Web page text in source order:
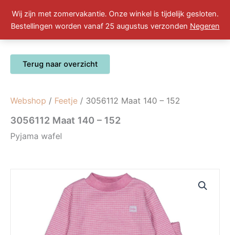
Wij zijn met zomervakantie. Onze winkel is tijdelijk gesloten.
Bestellingen worden vanaf 25 augustus verzonden Negeren
naar
inhoud
0
Webshop / Feetje / 3056112 Maat 140 – 152
3056112 Maat 140 – 152
Pyjama wafel